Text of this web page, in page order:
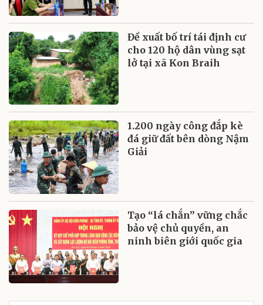
Đề xuất bố trí tái định cư
cho 120 hộ dân vùng sạt
lở tại xã Kon Braih
1.200 ngày công đắp kè
đá giữ đất bên dòng Nậm
Giải
Tạo “lá chắn” vững chắc
bảo vệ chủ quyền, an
ninh biên giới quốc gia